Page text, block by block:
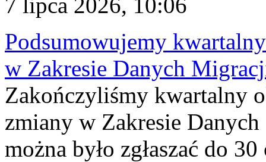
Podsumowujemy
w Zakresie Danych
Zakończyliśmy kwartalny
zmiany w Zakresie
można było zgłaszać do